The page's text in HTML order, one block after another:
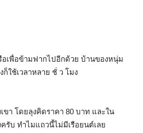
อเพื่อข้ามฟากไปอีกด้วย บ้านของหนุ่ม
ใช้เวลาหลาย ชั่ ว โมง
ขา โดยลุงคิดราคา 80 บาท และใน
รับ ทำไมแถวนี้ไม่มีเรือยนต์เลย